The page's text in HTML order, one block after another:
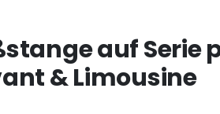
auf Serie
& Limousine